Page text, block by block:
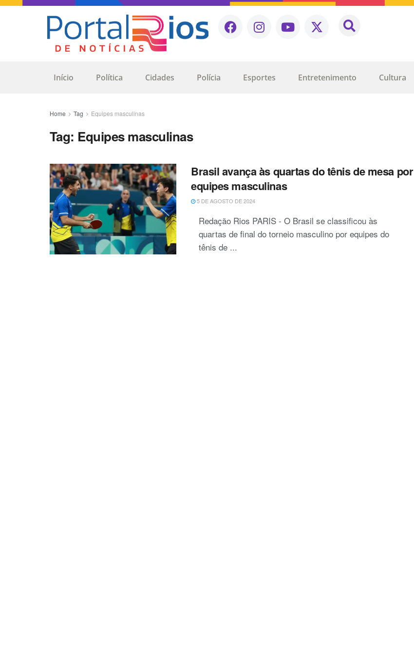
Início Política Cidades Polícia Esportes Entretenimento Cultura
Home Tag Equipes masculinas
Tag: Equipes masculinas
Brasil avança às quartas do tênis de mesa por
equipes masculinas
5 DE AGOSTO DE 2024
Redação Rios PARIS - O Brasil se classificou às
quartas de final do torneio masculino por equipes do
tênis de ...